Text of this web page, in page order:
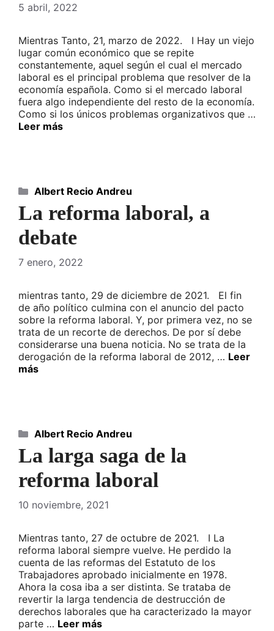
5 abril, 2022
Mientras Tanto, 21, marzo de 2022. I Hay un viejo
lugar común económico que se repite
constantemente, aquel según el cual el mercado
laboral es el principal problema que resolver de la
economía española. Como si el mercado laboral
fuera algo independiente del resto de la economía.
Como si los únicos problemas organizativos que …
Leer más
La reforma laboral, a
debate
7 enero, 2022
mientras tanto, 29 de diciembre de 2021. El fin
de año político culmina con el anuncio del pacto
sobre la reforma laboral. Y, por primera vez, no se
trata de un recorte de derechos. De por sí debe
considerarse una buena noticia. No se trata de la
derogación de la reforma laboral de 2012, … Leer
más
Categorías
Albert Recio Andreu
La larga saga de la
reforma laboral
10 noviembre, 2021
Mientras tanto, 27 de octubre de 2021. I La
reforma laboral siempre vuelve. He perdido la
cuenta de las reformas del Estatuto de los
Trabajadores aprobado inicialmente en 1978.
Ahora la cosa iba a ser distinta. Se trataba de
revertir la larga tendencia de destrucción de
derechos laborales que ha caracterizado la mayor
parte … Leer más
Categorías
Albert Recio Andreu